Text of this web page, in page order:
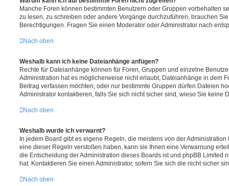
Manche Foren können bestimmten Benutzern oder Gruppen vorbehalten
zu lesen, zu schreiben oder andere Vorgänge durchzuführen, brauchen
Berechtigungen. Fragen Sie einen Moderator oder Administrator nach
Nach oben
Weshalb kann ich keine Dateianhänge anfügen?
Rechte für Dateianhänge können für Foren, Gruppen und einzelne
Administration hat es möglicherweise nicht erlaubt, Dateianhänge in dem
Beitrag verfassen möchten, oder nur bestimmte Gruppen dürfen Dateien
Administrator kontaktieren, falls Sie sich nicht sicher sind, wieso Sie keine
Nach oben
Weshalb wurde ich verwarnt?
In jedem Board gibt es eigene Regeln, die meistens von der
eine dieser Regeln verstoßen haben, kann sie Ihnen eine Verwarnung
die Entscheidung der Administration dieses Boards ist und phpBB Limited
hat. Kontaktieren Sie einen Administrator, sofern Sie sich die nicht sicher
Nach oben